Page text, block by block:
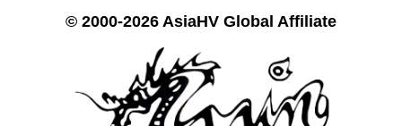
© 2000-2026 AsiaHV Global Affiliate